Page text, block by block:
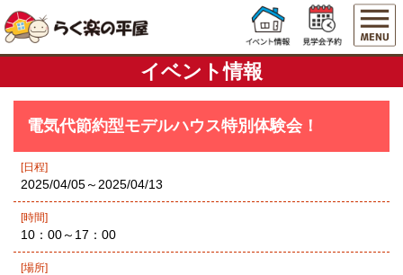
イベント情報
電気代節約型モデルハウス特別体験会！
[日程]
2025/04/05～2025/04/13
[時間]
10：00～17：00
[場所]